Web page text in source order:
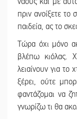
πριν ανοίξετε
παιδεία, ας το
Τώρα όχι μόνο
βλέπω κιόλας.
λειαίνουν για το
ξέρει, ούτε
φαντάζομαι να
γνωρίζω τι θα